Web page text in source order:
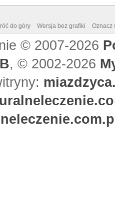
do góry Wersja bez grafiki Oznacz
© 2007-2026
, © 2002-2026